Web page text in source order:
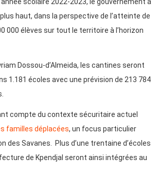
scolaire 2022-2023, le gouvernement a
haut, dans la perspective de l’atteinte de
000 élèves sur tout le territoire à l’horizon
Dossou-d’Almeida, les cantines seront
1.181 écoles avec une prévision de 213 784
compte du contexte sécuritaire actuel
familles déplacées, un focus particulier
des Savanes. Plus d’une trentaine d’écoles
de Kpendjal seront ainsi intégrées au